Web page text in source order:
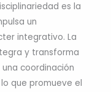
es la
un
integrativo. La
y transforma
coordinación
que promueve el